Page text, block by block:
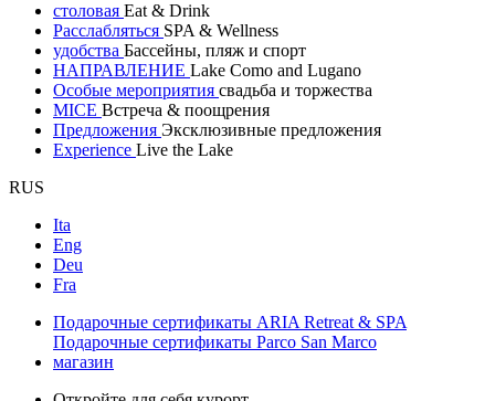
столовая Eat & Drink
Расслабляться SPA & Wellness
удобства Бассейны, пляж и спорт
НАПРАВЛЕНИЕ Lake Como and Lugano
Особые мероприятия свадьба и торжества
MICE Встреча & поощрения
Предложения Эксклюзивные предложения
Experience Live the Lake
RUS
Ita
Eng
Deu
Fra
Подарочные сертификаты ARIA Retreat & SPA
Подарочные сертификаты Parco San Marco
магазин